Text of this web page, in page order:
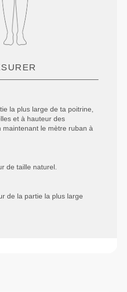
la plus large de ta poitrine,
et à hauteur des
maintenant le mètre ruban à
de taille naturel.
de la partie la plus large